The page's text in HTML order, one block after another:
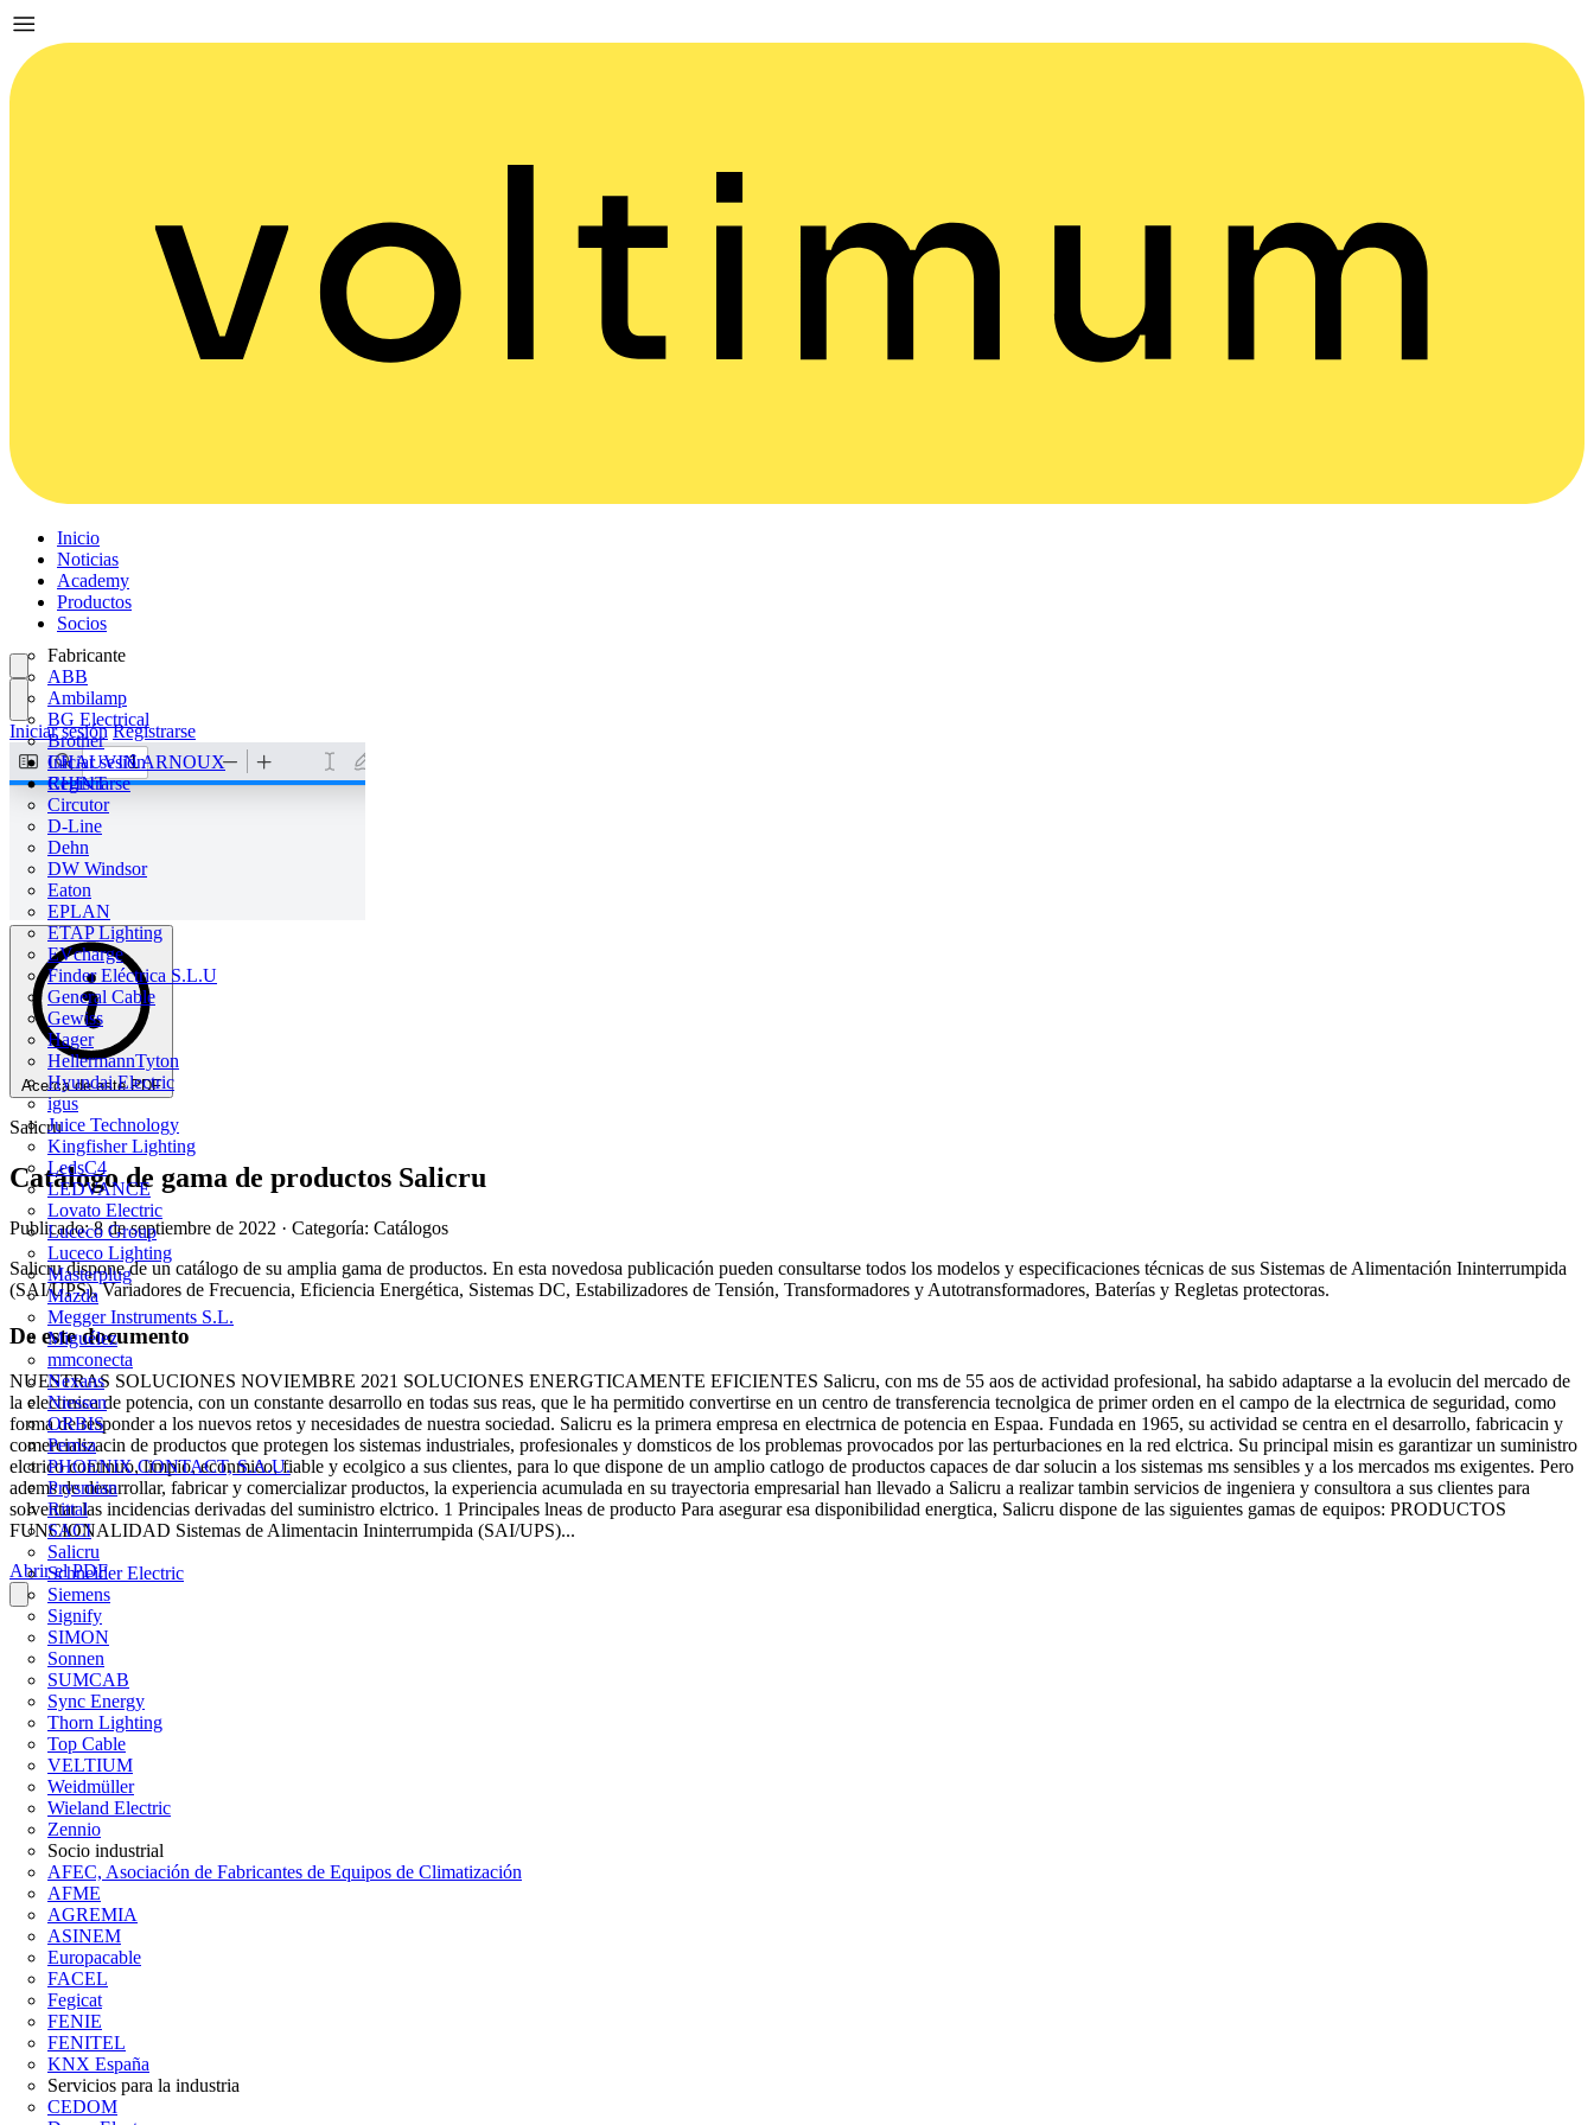
Inicio
Noticias
Academy
Productos
Socios
Fabricante
ABB
Ambilamp
BG Electrical
Brother
CHAUVIN ARNOUX
CHINT
Circutor
D-Line
Dehn
DW Windsor
Eaton
EPLAN
ETAP Lighting
EVcharge
Finder Eléctrica S.L.U
General Cable
Gewiss
Hager
HellermannTyton
Hyundai Electric
igus
Juice Technology
Kingfisher Lighting
LedsC4
LEDVANCE
Lovato Electric
Luceco Group
Luceco Lighting
Masterplug
Mazda
Megger Instruments S.L.
Miguélez
mmconecta
Nexans
Niessen
ORBIS
Pemsa
PHOENIX CONTACT, S.A.U.
Prysmian
Rittal
SACI
Salicru
Schneider Electric
Siemens
Signify
SIMON
Sonnen
SUMCAB
Sync Energy
Thorn Lighting
Top Cable
VELTIUM
Weidmüller
Wieland Electric
Zennio
Socio industrial
AFEC, Asociación de Fabricantes de Equipos de Climatización
AFME
AGREMIA
ASINEM
Europacable
FACEL
Fegicat
FENIE
FENITEL
KNX España
Servicios para la industria
CEDOM
Iniciar sesión
Registrarse
Iniciar sesión Registrarse
Acerca de este PDF
Salicru
Catálogo de gama de productos Salicru
Publicado: 8 de septiembre de 2022 · Categoría: Catálogos
Salicru dispone de un catálogo de su amplia gama de productos. En esta novedosa publicación pueden consultarse todos los modelos y especificaciones técnicas de sus Sistemas de Alimentación Ininterrumpida
(SAI/UPS), Variadores de Frecuencia, Eficiencia Energética, Sistemas DC, Estabilizadores de Tensión, Transformadores y Autotransformadores, Baterías y Regletas protectoras.
De este documento
NUESTRAS SOLUCIONES NOVIEMBRE 2021 SOLUCIONES ENERGTICAMENTE EFICIENTES Salicru, con ms de 55 aos de actividad profesional, ha sabido adaptarse a la evolucin del mercado de
la electrnica de potencia, con un constante desarrollo en todas sus reas, que le ha permitido convertirse en un centro de transferencia tecnolgica de primer orden en el campo de la electrnica de seguridad, como
forma de responder a los nuevos retos y necesidades de nuestra sociedad. Salicru es la primera empresa en electrnica de potencia en Espaa. Fundada en 1965, su actividad se centra en el desarrollo, fabricacin y
comercializacin de productos que protegen los sistemas industriales, profesionales y domsticos de los problemas provocados por las perturbaciones en la red elctrica. Su principal misin es garantizar un suministro
elctrico continuo, limpio, econmico, fiable y ecolgico a sus clientes, para lo que dispone de un amplio catlogo de productos capaces de dar solucin a los sistemas ms sensibles y a los mercados ms exigentes. Pero
adems de desarrollar, fabricar y comercializar productos, la experiencia acumulada en su trayectoria empresarial han llevado a Salicru a realizar tambin servicios de ingeniera y consultora a sus clientes para
solventar las incidencias derivadas del suministro elctrico. 1 Principales lneas de producto Para asegurar esa disponibilidad energtica, Salicru dispone de las siguientes gamas de equipos: PRODUCTOS
FUNCIONALIDAD Sistemas de Alimentacin Ininterrumpida (SAI/UPS)...
Abrir el PDF